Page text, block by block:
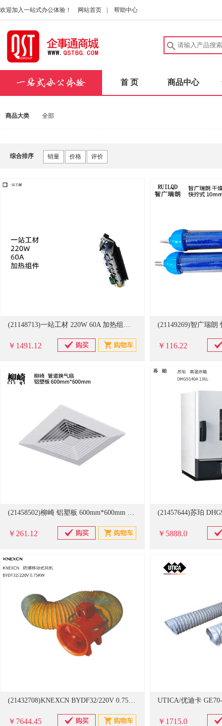
欢迎加入一站式办公体验！ 网站首页 帮助中心
首 页 商品中心
商品大类 全部
综合排序 销量 价格 评价
(21148713)一站工材 220W 60A 加热组件(单位：个)
￥1491.12 ￥116.22
(21458502)柳崎 铝塑板 600mm*600mm 管道换气扇(单位：台)
￥261.12 ￥5888.0
(21432708)KNEXCN BYDF32/220V 0.75KW 防爆移动式风机(单位：台)
￥7644.45 ￥1715.0